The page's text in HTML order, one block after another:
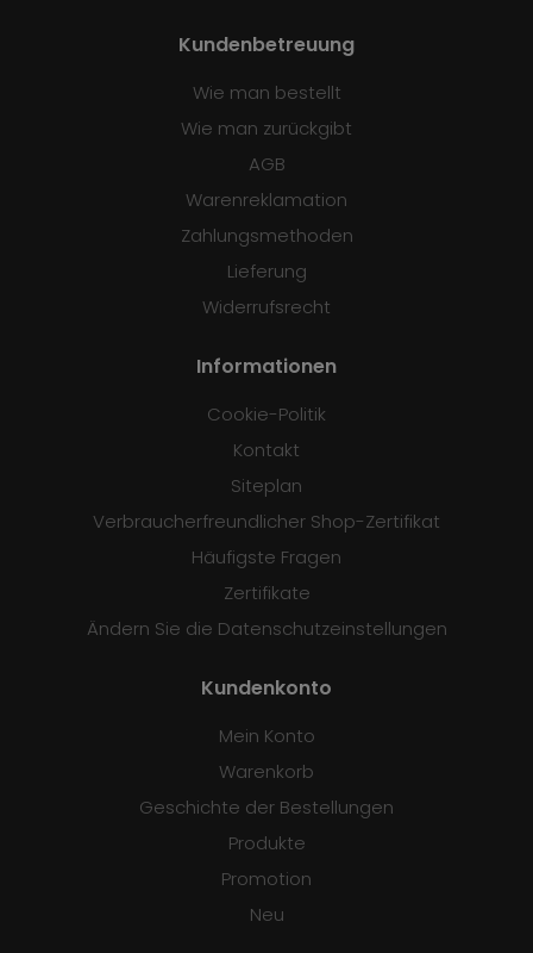
Kundenbetreuung
Wie man bestellt
Wie man zurückgibt
AGB
Warenreklamation
Zahlungsmethoden
Lieferung
Widerrufsrecht
Informationen
Cookie-Politik
Kontakt
Siteplan
Verbraucherfreundlicher Shop-Zertifikat
Häufigste Fragen
Zertifikate
Ändern Sie die Datenschutzeinstellungen
Kundenkonto
Mein Konto
Warenkorb
Geschichte der Bestellungen
Produkte
Promotion
Neu